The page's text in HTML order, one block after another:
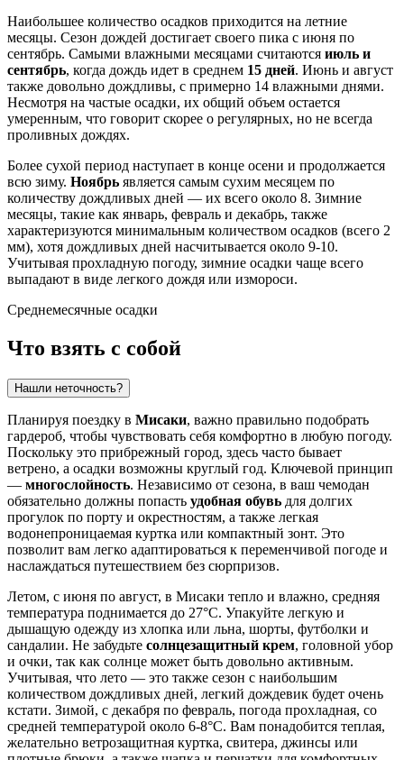
Наибольшее количество осадков приходится на летние
месяцы. Сезон дождей достигает своего пика с июня по
сентябрь. Самыми влажными месяцами считаются июль и
сентябрь, когда дождь идет в среднем 15 дней. Июнь и август
также довольно дождливы, с примерно 14 влажными днями.
Несмотря на частые осадки, их общий объем остается
умеренным, что говорит скорее о регулярных, но не всегда
проливных дождях.
Более сухой период наступает в конце осени и продолжается
всю зиму. Ноябрь является самым сухим месяцем по
количеству дождливых дней — их всего около 8. Зимние
месяцы, такие как январь, февраль и декабрь, также
характеризуются минимальным количеством осадков (всего 2
мм), хотя дождливых дней насчитывается около 9-10.
Учитывая прохладную погоду, зимние осадки чаще всего
выпадают в виде легкого дождя или измороси.
Среднемесячные осадки
Что взять с собой
Нашли неточность?
Планируя поездку в Мисаки, важно правильно подобрать
гардероб, чтобы чувствовать себя комфортно в любую погоду.
Поскольку это прибрежный город, здесь часто бывает
ветрено, а осадки возможны круглый год. Ключевой принцип
— многослойность. Независимо от сезона, в ваш чемодан
обязательно должны попасть удобная обувь для долгих
прогулок по порту и окрестностям, а также легкая
водонепроницаемая куртка или компактный зонт. Это
позволит вам легко адаптироваться к переменчивой погоде и
наслаждаться путешествием без сюрпризов.
Летом, с июня по август, в Мисаки тепло и влажно, средняя
температура поднимается до 27°C. Упакуйте легкую и
дышащую одежду из хлопка или льна, шорты, футболки и
сандалии. Не забудьте солнцезащитный крем, головной убор
и очки, так как солнце может быть довольно активным.
Учитывая, что лето — это также сезон с наибольшим
количеством дождливых дней, легкий дождевик будет очень
кстати. Зимой, с декабря по февраль, погода прохладная, со
средней температурой около 6-8°C. Вам понадобится теплая,
желательно ветрозащитная куртка, свитера, джинсы или